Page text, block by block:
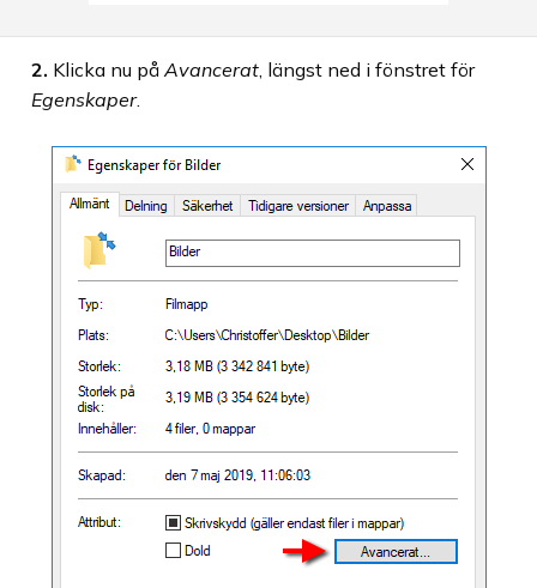
2. Klicka nu på Avancerat , längst ned i fönstret för
Egenskaper.